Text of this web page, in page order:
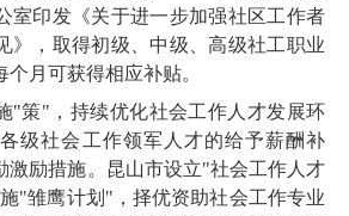
室印发《关于进一步加强社区工作者
》，取得初级、中级、高级社工职业
月可获得相应补贴。
"策"，持续优化社会工作人才发展环
级社会工作领军人才的给予薪酬补
激励措施。昆山市设立"社会工作人才
"雏鹰计划"，择优资助社会工作专业